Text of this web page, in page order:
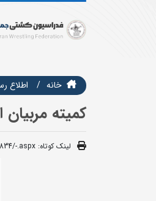
خانه اطلاع
کمیته مربیان
لینک کوتاه: .aspx